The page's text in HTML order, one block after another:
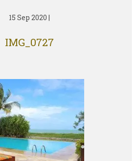
15 Sep 2020 |
IMG_0727